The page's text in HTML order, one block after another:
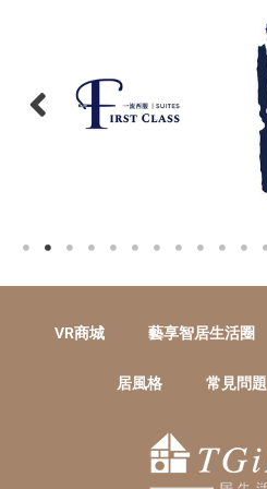
VR商城 藝享智居生活圈
居風格 常見問題